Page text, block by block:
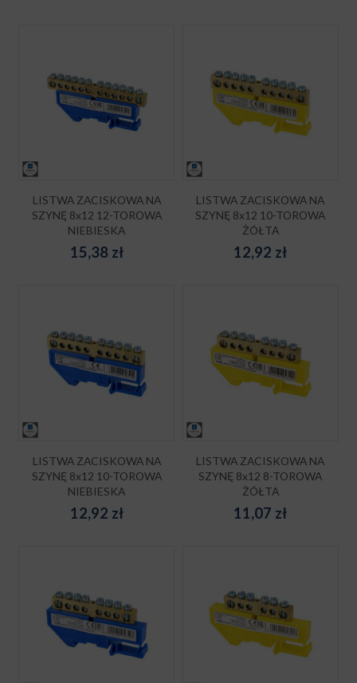
LISTWA ZACISKOWA NA
SZYNĘ 8x12 12-TOROWA
NIEBIESKA
15,38 zł
LISTWA ZACISKOWA NA
SZYNĘ 8x12 10-TOROWA
ŻÓŁTA
12,92 zł
LISTWA ZACISKOWA NA
SZYNĘ 8x12 10-TOROWA
NIEBIESKA
12,92 zł
LISTWA ZACISKOWA NA
SZYNĘ 8x12 8-TOROWA
ŻÓŁTA
11,07 zł